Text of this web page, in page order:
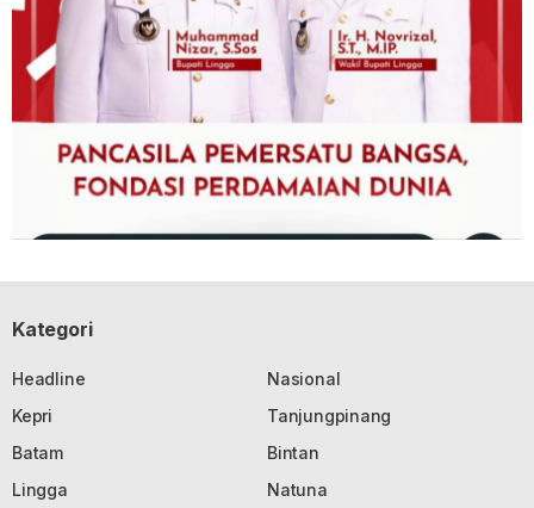
Kategori
Headline
Nasional
Kepri
Tanjungpinang
Batam
Bintan
Lingga
Natuna